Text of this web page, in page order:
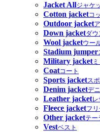
Jacket Allジャケ
Cotton jacketコ
Outdoor jacket
Down jacketダウ
Wool jacketウー
Stadium jumper
Military jacket
Coatコート
Sports jacketス
Denim jacketデ
Leather jacketレ
Fleece jacketフリ
Other jacketテー
Vestベスト